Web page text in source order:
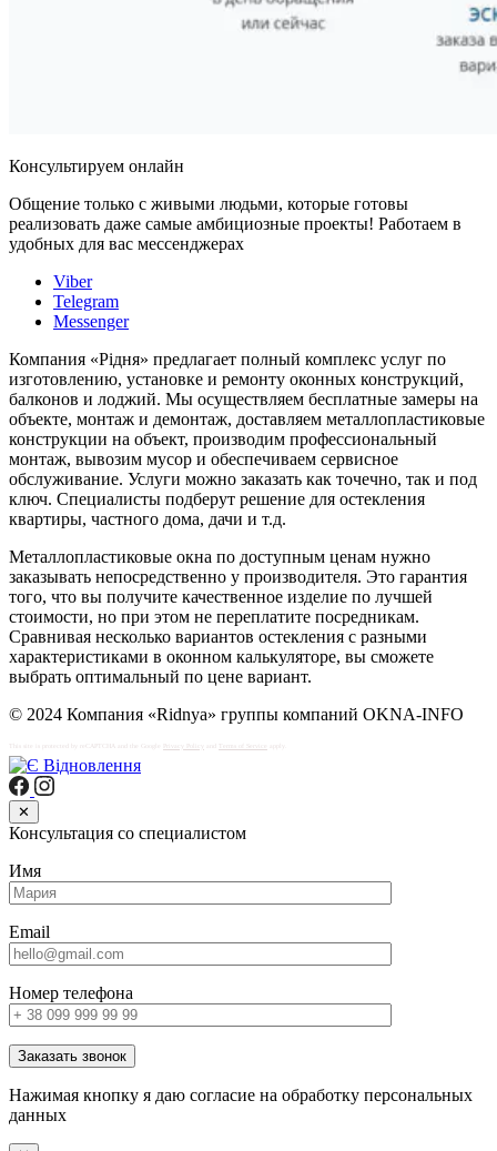
Консультируем онлайн
Общение только с живыми людьми, которые готовы
реализовать даже самые амбициозные проекты! Работаем в
удобных для вас мессенджерах
Viber
Telegram
Messenger
Компания «Рідня» предлагает полный комплекс услуг по
изготовлению, установке и ремонту оконных конструкций,
балконов и лоджий. Мы осуществляем бесплатные замеры на
объекте, монтаж и демонтаж, доставляем металлопластиковые
конструкции на объект, производим профессиональный
монтаж, вывозим мусор и обеспечиваем сервисное
обслуживание. Услуги можно заказать как точечно, так и под
ключ. Специалисты подберут решение для остекления
квартиры, частного дома, дачи и т.д.
Металлопластиковые окна по доступным ценам нужно
заказывать непосредственно у производителя. Это гарантия
того, что вы получите качественное изделие по лучшей
стоимости, но при этом не переплатите посредникам.
Сравнивая несколько вариантов остекления с разными
характеристиками в оконном калькуляторе, вы сможете
выбрать оптимальный по цене вариант.
© 2024 Компания «Ridnya» группы компаний OKNA-INFO
This site is protected by reCAPTCHA and the Google
✕
Консультация со специалистом
Имя
Email
Номер телефона
Заказать звонок
Нажимая кнопку я даю согласие на обработку персональных
данных